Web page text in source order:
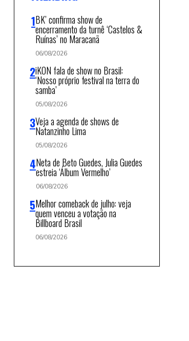
BK’ confirma show de
encerramento da turnê ‘Castelos &
Ruínas’ no Maracanã
06/08/2026
iKON fala de show no Brasil:
‘Nosso próprio festival na terra do
samba’
05/08/2026
Veja a agenda de shows de
Natanzinho Lima
05/08/2026
Neta de Beto Guedes, Julia Guedes
estreia ‘Álbum Vermelho’
06/08/2026
Melhor comeback de julho: veja
quem venceu a votação na
Billboard Brasil
06/08/2026